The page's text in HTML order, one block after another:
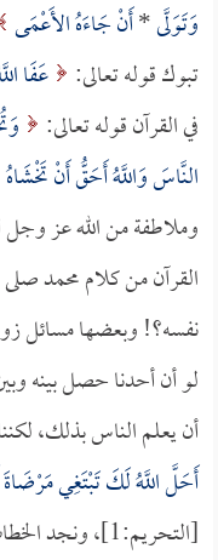
وَتَوَلَّى*أَنْ جَاءَهُ الأَعْمَى
تبوك قوله تعالى: عَفَا
في القرآن قوله تعالى:
النَّاسَ وَاللَّهُ أَحَقُّ أَنْ تَخْشَاهُ
وملاطفة من الله عز وجل
القرآن من كلام محمد صلى
نفسه؟! وبعضها مسائل
لو أن أحدنا حصل بينه
أن يعلم الناس بذلك،
أَحَلَّ اللَّهُ لَكَ تَبْتَغِي
[التحريم:1]، ونجد الخطاب لزوجاته: